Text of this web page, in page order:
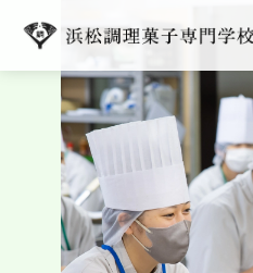
学校紹介
学科紹介
キャンパスライフ